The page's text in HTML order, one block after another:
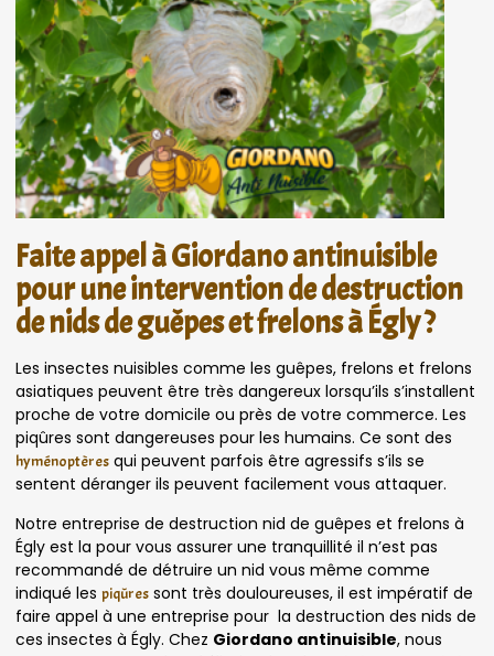
Faite appel à Giordano antinuisible
pour une intervention de destruction
de nids de guêpes et frelons à Égly ?
Les insectes nuisibles comme les guêpes, frelons et frelons
asiatiques peuvent être très dangereux lorsqu’ils s’installent
proche de votre domicile ou près de votre commerce. Les
piqûres sont dangereuses pour les humains. Ce sont des
hyménoptères qui peuvent parfois être agressifs s’ils se
sentent déranger ils peuvent facilement vous attaquer.
Notre entreprise de destruction nid de guêpes et frelons à
Égly est la pour vous assurer une tranquillité il n’est pas
recommandé de détruire un nid vous même comme
indiqué les piqûres sont très douloureuses, il est impératif de
faire appel à une entreprise pour la destruction des nids de
ces insectes à Égly. Chez Giordano antinuisible, nous